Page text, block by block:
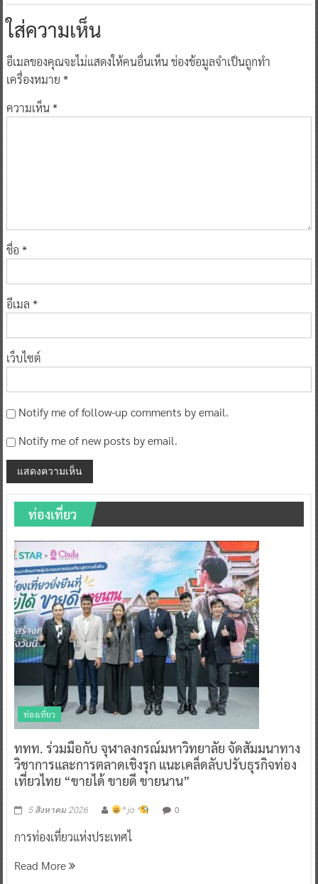
ใส่ความเห็น
อีเมลของคุณจะไม่แสดงให้คนอื่นเห็นช่องข้อมูลจำเป็นถูกทำ
เครื่องหมาย *
ความเห็น*
ชื่อ *
อีเมล *
เว็บไซต์
Notify me of follow-up comments by email.
Notify me of new posts by email.
ท่องเที่ยว
ท่องเที่ยว
ททท. ร่วมมือกับ จุฬาลงกรณ์มหาวิทยาลัย จัดสัมมนาทาง
วิชาการและการตลาดเชิงรุก แนะเคล็ดลับปรับธุรกิจท่อง
เที่ยวไทย “ขายได้ ขายดี ขายนาน”
5 สิงหาคม 2026 ^ jo ^ 0
การท่องเที่ยวแห่งประเทศไ
Read More